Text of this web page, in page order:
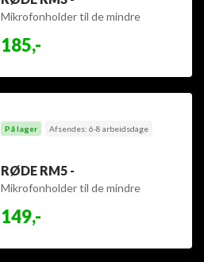
Mikrofonholder til de mindre
185,-
På lager Afsendes: 6-8 arbeidsdage
RØDE RM5 -
Mikrofonholder til de mindre
149,-